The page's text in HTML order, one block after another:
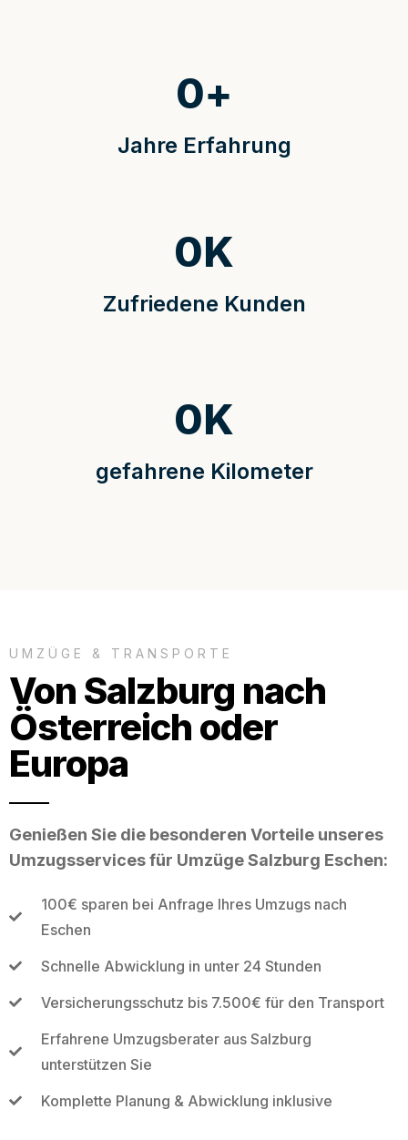
Jahre Erfahrung
0+
Zufriedene Kunden
0K
gefahrene Kilometer
0K
UMZÜGE & TRANSPORTE
Von Salzburg nach
Österreich oder
Europa
Genießen Sie die besonderen Vorteile unseres
Umzugsservices für Umzüge Salzburg Eschen:
100€ sparen bei Anfrage Ihres Umzugs nach
Eschen
Schnelle Abwicklung in unter 24 Stunden
Versicherungsschutz bis 7.500€ für den Transport
Erfahrene Umzugsberater aus Salzburg
unterstützen Sie
Komplette Planung & Abwicklung inklusive